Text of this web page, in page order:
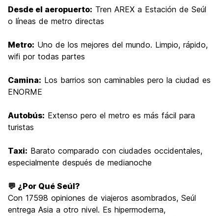
Desde el aeropuerto: Tren AREX a Estación de Seúl
o líneas de metro directas
Metro: Uno de los mejores del mundo. Limpio, rápido,
wifi por todas partes
Camina: Los barrios son caminables pero la ciudad es
ENORME
Autobús: Extenso pero el metro es más fácil para
turistas
Taxi: Barato comparado con ciudades occidentales,
especialmente después de medianoche
💬 ¿Por Qué Seúl?
Con 17598 opiniones de viajeros asombrados, Seúl
entrega Asia a otro nivel. Es hipermoderna,